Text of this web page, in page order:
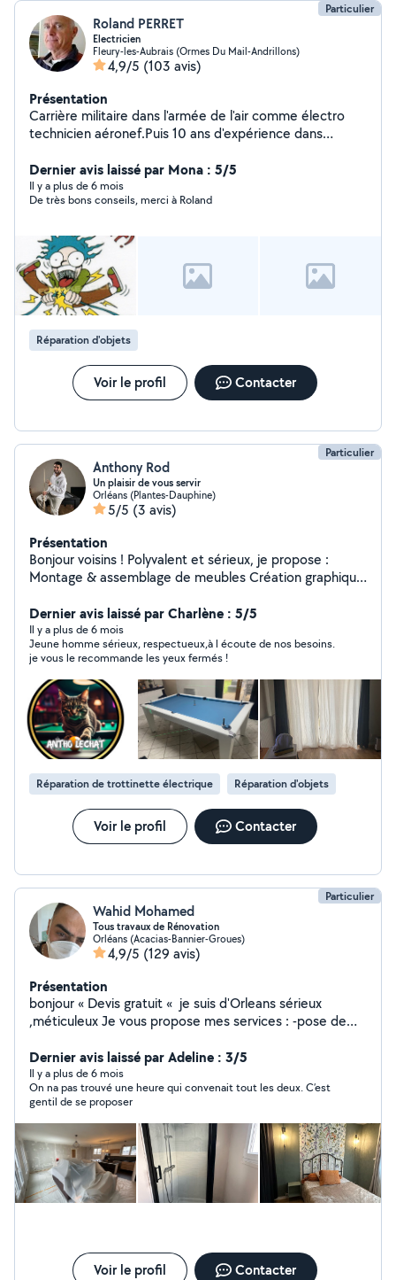
Particulier
Roland PERRET
Electricien
Fleury-les-Aubrais (Ormes Du Mail-Andrillons)
4,9/5 (103 avis)
Présentation
Carrière militaire dans l'armée de l'air comme électro
technicien aéronef.Puis 10 ans d'expérience dans
j'ai gardé le goût du dépannage et du bricolage que je
tiens à conserver.
Dernier avis laissé par Mona : 5/5
Il y a plus de 6 mois
De très bons conseils, merci à Roland
Réparation d'objets
Voir le profil Contacter
Particulier
Anthony Rod
Un plaisir de vous servir
Orléans (Plantes-Dauphine)
5/5 (3 avis)
Présentation
Bonjour voisins ! Polyvalent et sérieux, je propose :
Montage & assemblage de meubles Création graphique
sportif ou familial, je ferai de votre évènement, un
souvenir inoubliable. Montage vidéo Massages bien-être
Disponible et à l'écoute, contactez-moi pour vos
besoins !
Dernier avis laissé par Charlène : 5/5
Il y a plus de 6 mois
Jeune homme sérieux, respectueux,à l écoute de nos besoins.
je vous le recommande les yeux fermés !
Réparation de trottinette électrique Réparation d'objets
Voir le profil Contacter
Particulier
Wahid Mohamed
Tous travaux de Rénovation
Orléans (Acacias-Bannier-Groues)
4,9/5 (129 avis)
Présentation
bonjour « Devis gratuit « je suis d'Orleans sérieux
,méticuleux Je vous propose mes services : -pose de
/papier peint -placo/bande/ -bricolage en tout genre -
pose du parquet bois et pvc -dépannage en plomberie
Je suis équipé j'ai tout ce qu'il faut comme outils Si vous
avez besoin de quoi que ce soit ,n'hésitez pas . A très
bientôt.
Dernier avis laissé par Adeline : 3/5
Il y a plus de 6 mois
On na pas trouvé une heure qui convenait tout les deux. C’est
gentil de se proposer
Voir le profil Contacter